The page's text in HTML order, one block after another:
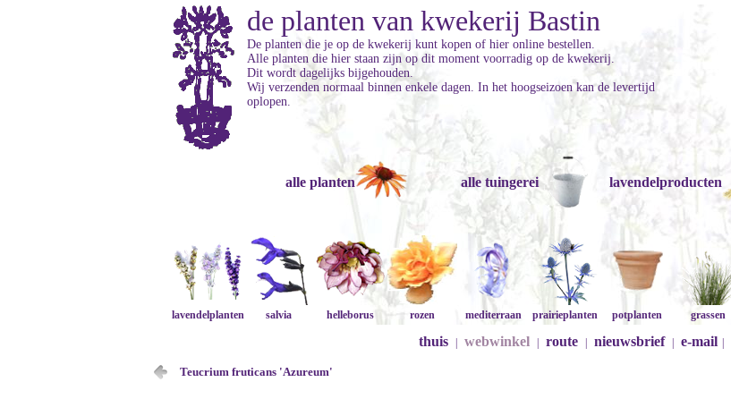
de planten van kwekerij Bastin
De planten die je op de kwekerij kunt kopen of hier online bestellen.
Alle planten die hier staan zijn op dit moment voorradig op de kwekerij.
Dit wordt dagelijks bijgehouden.
Wij verzenden normaal binnen enkele dagen. In het hoogseizoen kan de levertijd
oplopen.
alle planten alle tuingerei lavendelproducten
lavendelplanten salvia helleborus rozen mediterraan prairieplanten potplanten grassen
thuis webwinkel route nieuwsbrief e-mail
Teucrium fruticans 'Azureum'